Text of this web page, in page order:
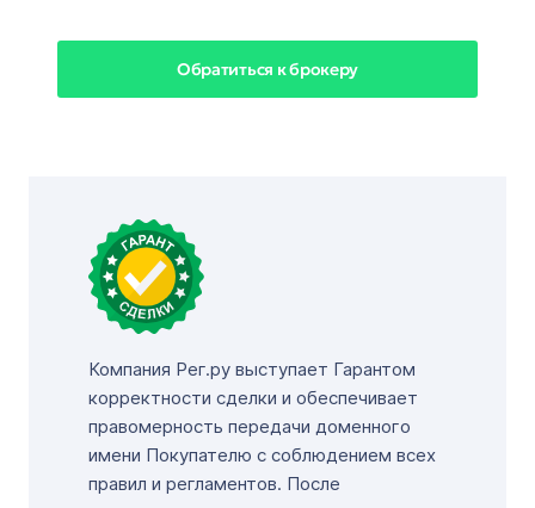
Обратиться к брокеру
Компания Рег.ру выступает Гарантом
корректности сделки и обеспечивает
правомерность передачи доменного
имени Покупателю с соблюдением всех
правил и регламентов. После